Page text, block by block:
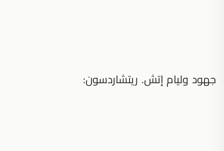
جهود وليام إتش. ريتشاردسون: